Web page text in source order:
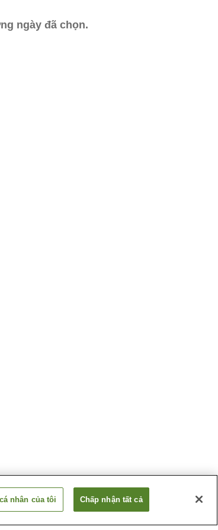
ngày đã chọn.
nhân của tôi Chấp nhận tất cả